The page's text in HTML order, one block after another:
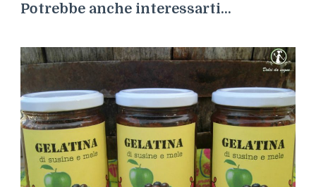
Potrebbe anche interessarti...